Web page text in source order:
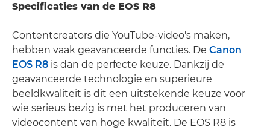
Specificaties van de EOS R8
Contentcreators die YouTube-video's maken,
hebben vaak geavanceerde functies. De Canon
EOS R8 is dan de perfecte keuze. Dankzij de
geavanceerde technologie en superieure
beeldkwaliteit is dit een uitstekende keuze voor
wie serieus bezig is met het produceren van
videocontent van hoge kwaliteit. De EOS R8 is